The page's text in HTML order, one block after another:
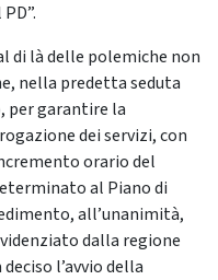
di là delle polemiche non
nella predetta seduta
per garantire la
dei servizi, con
orario del
al Piano di
all’unanimità,
dalla regione
l’avvio della